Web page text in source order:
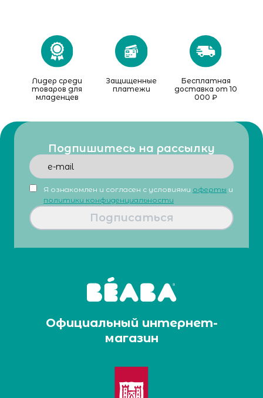
Лидер среди
товаров для
младенцев
Защищенные
платежи
Бесплатная
доставка от 10
000 ₽
Подпишитесь на рассылку
Я ознакомлен и согласен с условиями оферты и
политики конфиденциальности
Подписаться
Официальный интернет-
магазин